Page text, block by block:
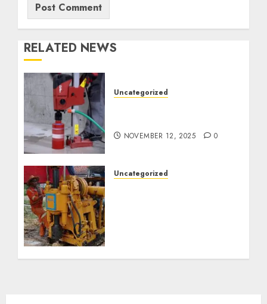
RELATED NEWS
Uncategorized
NOVEMBER 12, 2025 0
Uncategorized